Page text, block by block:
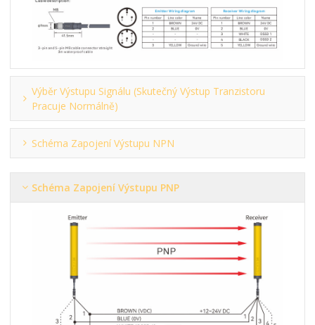
Výběr Výstupu Signálu (skutečný Výstup Tranzistoru
Pracuje Normálně)
Schéma Zapojení Výstupu NPN
Schéma Zapojení Výstupu PNP